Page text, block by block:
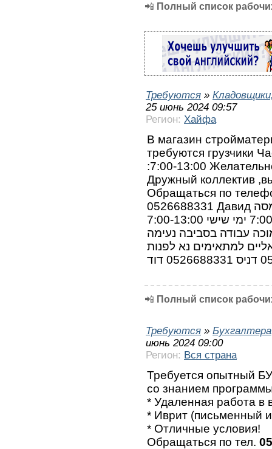
📲 Полный список
Требуются »
25 июнь 2024 09:57
Регион: Хайфа
В магазин
требуются грузчики
:7:00-13:00
Дружный коллектив
Обращаться по
0526688331 Давид לחנות חומרי בניין בחיפה למגרש העמסה
דרושים עובדים שעות עבודה 7:00-16:00 ימי שישי 7:00-13:00
עבודה בסביבה נעימה
למתאימים נא לפנות
📲 Полный список
Требуются »
июнь 2024 09:00
Регион: Вся страна
Требуется опытный
со знанием
* Удаленная работа в
* Иврит (письменный
* Отличные условия!
Обращаться по тел.